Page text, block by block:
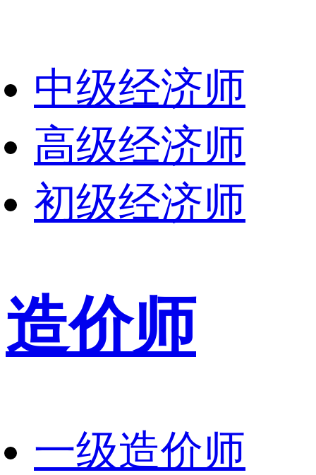
中级经济师
高级经济师
初级经济师
造价师
一级造价师